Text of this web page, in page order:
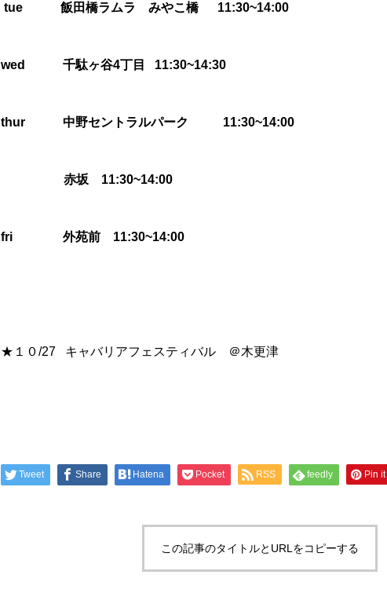
tue 飯田橋ラムラ みやこ橋 11:30~14:00
wed 千駄ヶ谷4丁目 11:30~14:30
thur 中野セントラルパーク 11:30~14:00
赤坂 11:30~14:00
fri 外苑前 11:30~14:00
★１０/27 キャバリアフェスティバル ＠木更津
Tweet Share Hatena Pocket RSS feedly Pin it
この記事のタイトルとURLをコピーする